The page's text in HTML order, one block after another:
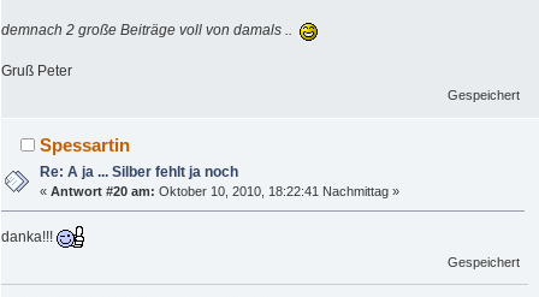
demnach 2 große Beiträge voll von damals ..
Gruß Peter
Gespeichert
Spessartin
Re: A ja ... Silber fehlt ja noch
«Antwort #20 am: Oktober 10, 2010, 18:22:41 Nachmittag »
danka!!!
Gespeichert